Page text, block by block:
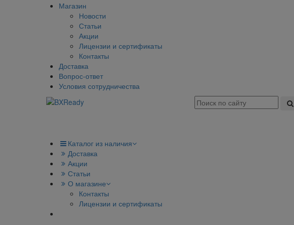
Магазин
Новости
Статьи
Акции
Лицензии и сертификаты
Контакты
Доставка
Вопрос-ответ
Условия сотрудничества
Каталог из наличия
Доставка
Акции
Статьи
О магазине
Контакты
Лицензии и сертификаты